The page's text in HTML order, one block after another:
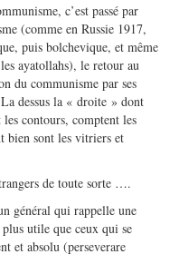
c’est passé par
(comme en Russie 1917,
puis bolchevique, et même
ayatollahs), le retour au
du communisme par ses
dessus la « droite » dont
contours, comptent les
bien sont les vitriers et
de toute sorte ….
général qui rappelle une
utile que ceux qui se
et absolu (perseverare